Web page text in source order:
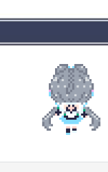
啊，您先
这不是
洛：我
下子得让
（不
上？